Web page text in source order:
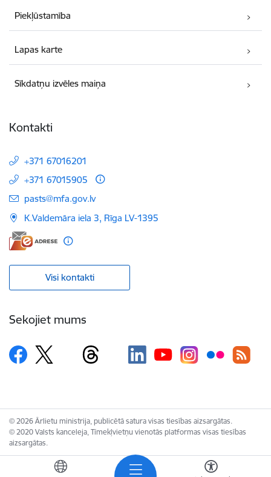
Piekļūstamība
Lapas karte
Sīkdatņu izvēles maiņa
Kontakti
+371 67016201
+371 67015905
E-pasts:
pasts@mfa.gov.lv
K.Valdemāra iela 3, Rīga LV-1395
Visi kontakti
Sekojiet mums
© 2026 Ārlietu ministrija, publicētā satura visas tiesības aizsargātas.
© 2020 Valsts kanceleja, Tīmekļvietņu vienotās platformas visas tiesības
aizsargātas.